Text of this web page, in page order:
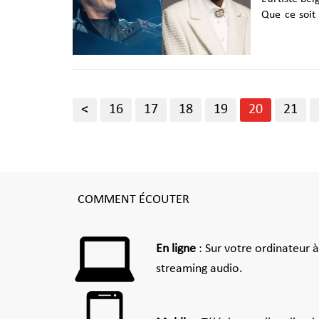
Que ce
sur la
< 16 17 18 19 20 21
COMMENT ÉCOUTER
En ligne : Sur votre ordinateur
streaming audio.